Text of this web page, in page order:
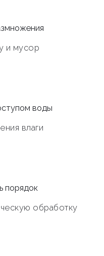
и мусор
воды
влаги
порядок
обработку